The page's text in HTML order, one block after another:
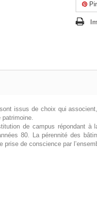
issus de choix qui
patrimoine.
de campus répondant à
80. La pérennité des
prise de conscience par